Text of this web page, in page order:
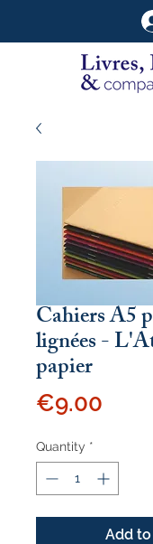
Cahiers A5
lignées -
papier
€9.00
Quantity *
Add